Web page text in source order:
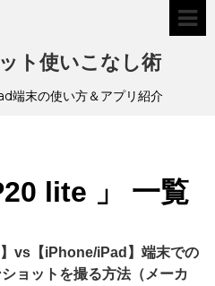
ト使いこなし術
末の使い方＆アプリ紹介
lite 」 一覧
vs【iPhone/iPad】端末での
ョットを撮る方法（メーカ